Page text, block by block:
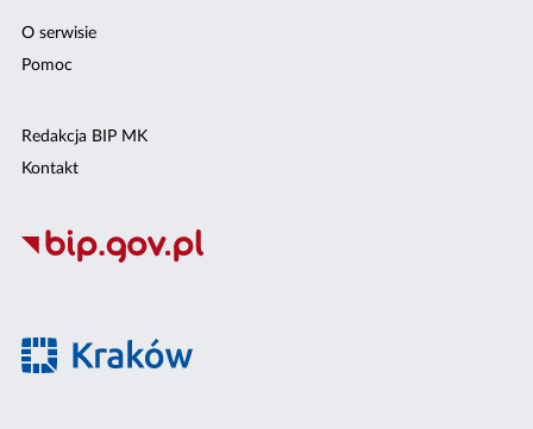
O serwisie
Pomoc
Redakcja BIP MK
Kontakt